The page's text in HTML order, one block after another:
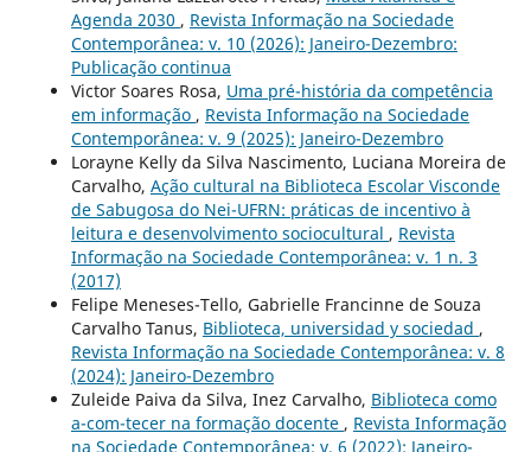
Agenda 2030 , Revista Informação na Sociedade
Contemporânea: v. 10 (2026): Janeiro-Dezembro:
Publicação continua
Victor Soares Rosa, Uma pré-história da competência
em informação , Revista Informação na Sociedade
Contemporânea: v. 9 (2025): Janeiro-Dezembro
Lorayne Kelly da Silva Nascimento, Luciana Moreira de
Carvalho, Ação cultural na Biblioteca Escolar Visconde
de Sabugosa do Nei-UFRN: práticas de incentivo à
leitura e desenvolvimento sociocultural , Revista
Informação na Sociedade Contemporânea: v. 1 n. 3
(2017)
Felipe Meneses-Tello, Gabrielle Francinne de Souza
Carvalho Tanus, Biblioteca, universidad y sociedad ,
Revista Informação na Sociedade Contemporânea: v. 8
(2024): Janeiro-Dezembro
Zuleide Paiva da Silva, Inez Carvalho, Biblioteca como
a-com-tecer na formação docente , Revista Informação
na Sociedade Contemporânea: v. 6 (2022): Janeiro-